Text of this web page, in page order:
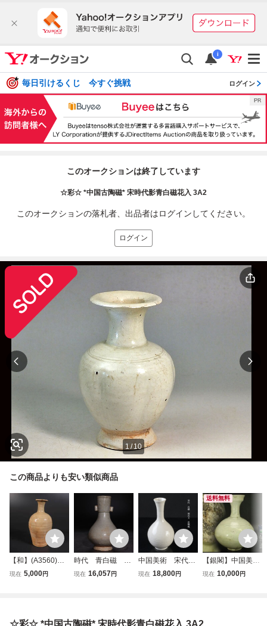
i
毎日引けるくじ 今すぐ挑戦 ログイン
このオークションは終了しています
☆彩☆ *中国古陶磁* 宋時代影青白磁花入 3A2
このオークションの落札者、出品者はログインしてください。
ログイン
1/10
この商品よりも安い類似商品
【和】(A3560)
時代古作 唐物
現在 5,000円
時代 青白磁 双
耳 花瓶 / 中国
現在 16,057円
中国美術 宋代
白磁 刻花文 長
現在 18,800円
送料無料
【銀閣】中国美術
青白磁 瓶 時代物
現在 10,000円
☆彩☆ *中国古陶磁* 宋時代影青白磁花入 3A2